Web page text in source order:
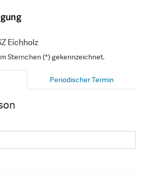
Eichholz
Sternchen (*) gekennzeichnet.
Periodischer Termin